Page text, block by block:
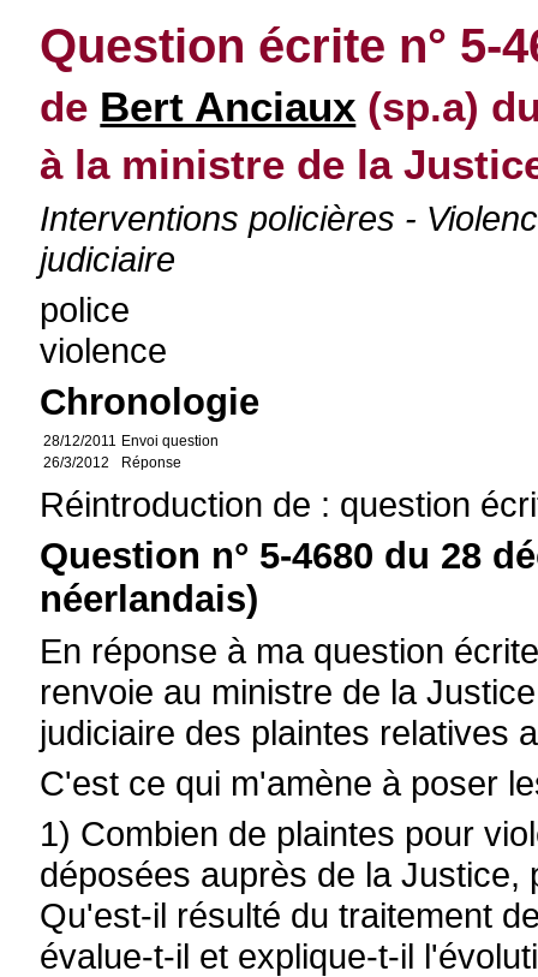
Question écrite n° 5-
de Bert Anciaux (sp.a)
à la ministre de la
Interventions policières -
judiciaire
police
violence
Chronologie
28/12/2011 Envoi question
26/3/2012
Réponse
Réintroduction de : question
Question n° 5-4680 du 28
néerlandais)
En réponse à ma question
renvoie au ministre de la
judiciaire des plaintes relatives
C'est ce qui m'amène à poser
1) Combien de plaintes pour
déposées auprès de la Justice,
Qu'est-il résulté du traitement
évalue-t-il et explique-t-il